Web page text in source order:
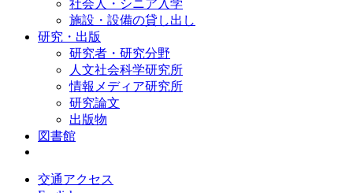
社会人・シニア入学
施設・設備の貸し出し
研究・出版
研究者・研究分野
人文社会科学研究所
情報メディア研究所
研究論文
出版物
図書館
交通アクセス